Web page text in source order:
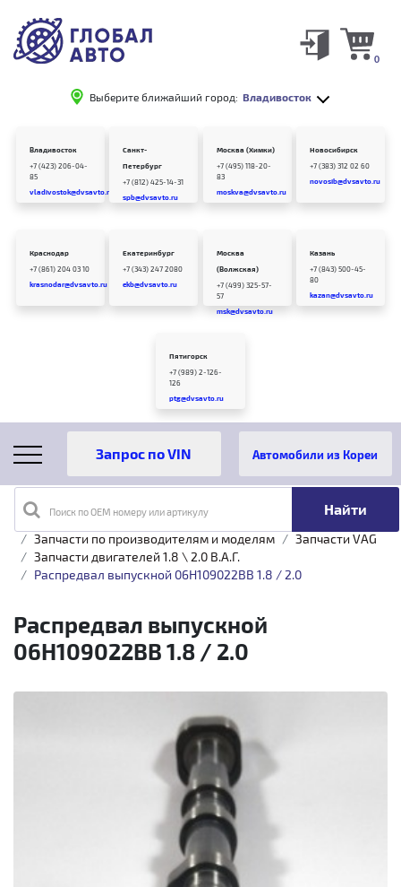
Выберите ближайший город: Владивосток
0
Владивосток
+7 (423) 206-04-
85
vladivostok@dvsavto.ru
Санкт-
Петербург
+7 (812) 425-14-31
spb@dvsavto.ru
Москва (Химки)
+7 (495) 118-20-
83
moskva@dvsavto.ru
Новосибирск
+7 (383) 312 02 60
novosib@dvsavto.ru
Краснодар
+7 (861) 204 03 10
krasnodar@dvsavto.ru
Екатеринбург
+7 (343) 247 2080
ekb@dvsavto.ru
Москва
(Волжская)
+7 (499) 325-57-
57
msk@dvsavto.ru
Казань
+7 (843) 500-45-
80
kazan@dvsavto.ru
Пятигорск
+7 (989) 2-126-
126
ptg@dvsavto.ru
Поиск по OEM номеру или артикулу
Автомобили из Кореи
Главная
Каталог товаров
Запчасти по производителям и моделям
Запчасти VAG
Запчасти двигателей 1.8 \ 2.0 B.A.Г.
Распредвал выпускной 06H109022BB 1.8 / 2.0
Распредвал выпускной
06H109022BB 1.8 / 2.0